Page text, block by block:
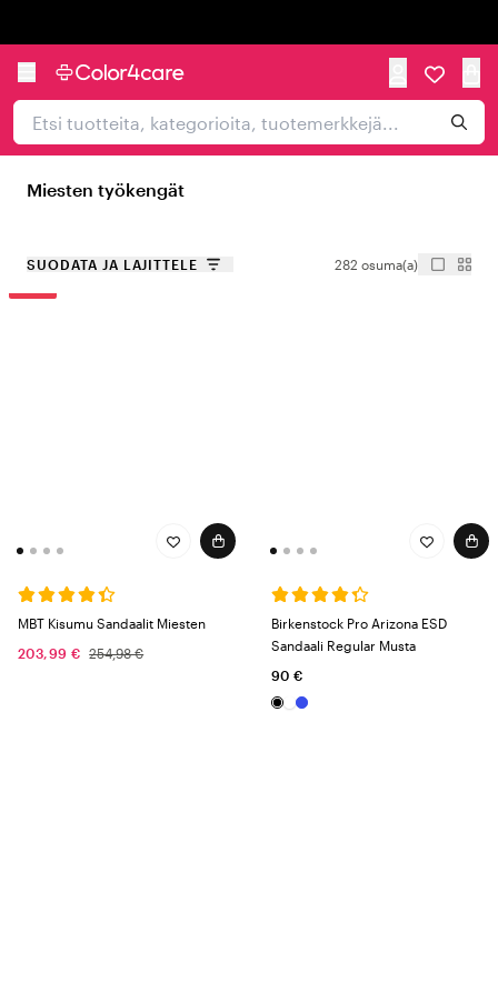
Miesten työkengät
SUODATA JA LAJITTELE 282 osuma(a)
MBT Kisumu Sandaalit Miesten
203,99 € 254,98 €
Birkenstock Pro Arizona ESD
Sandaali Regular Musta
90 €